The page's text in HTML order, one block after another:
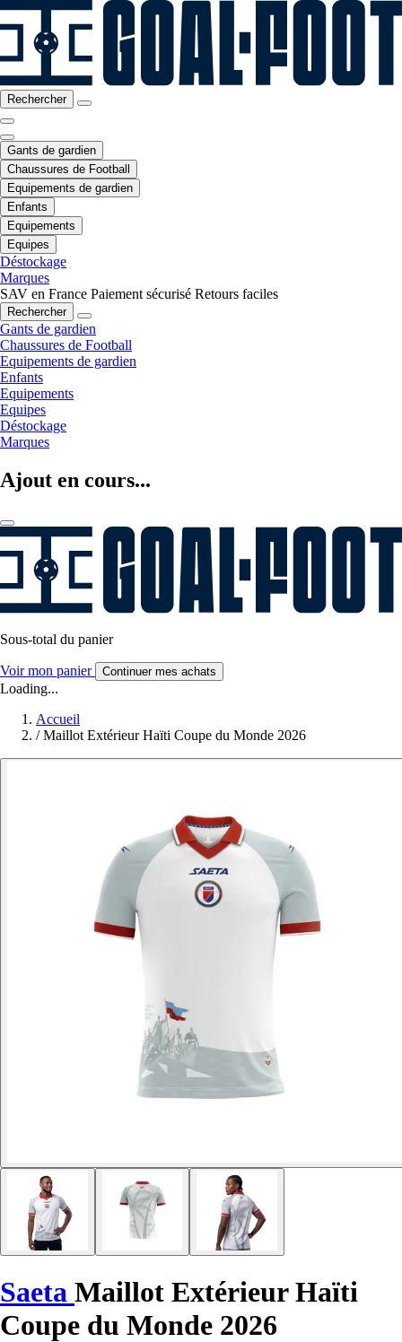
Rechercher
Gants de gardien
Chaussures de Football
Equipements de gardien
Enfants
Equipements
Equipes
Déstockage
Marques
SAV en France Paiement sécurisé Retours faciles
Rechercher
Gants de gardien
Chaussures de Football
Equipements de gardien
Enfants
Equipements
Equipes
Déstockage
Marques
Ajout en cours...
Sous-total du panier
Voir mon panier Continuer mes achats
Loading...
Accueil
/ Maillot Extérieur Haïti Coupe du Monde 2026
Saeta Maillot Extérieur Haïti
Coupe du Monde 2026